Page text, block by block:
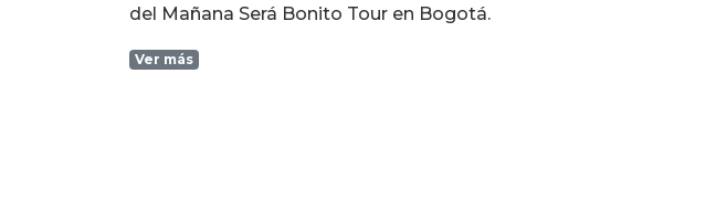
del Mañana Será Bonito Tour en Bogotá.
Ver más